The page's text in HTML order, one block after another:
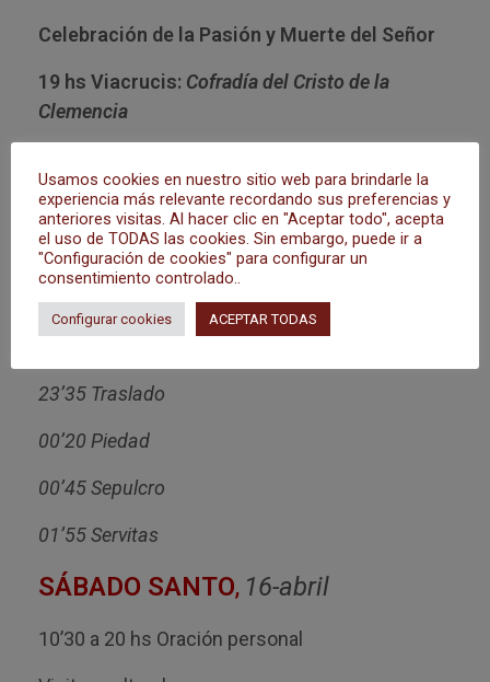
Celebración de la Pasión y Muerte del Señor
19 hs Viacrucis: Cofradía del Cristo de la
Clemencia
En el templo:20’50 Monte Calvario
21’35 Descendimiento
22’15 Dolores de S. Juan
23’35 Traslado
00’20 Piedad
00’45 Sepulcro
01’55 Servitas
SÁBADO SANTO, 16-abril
10’30 a 20 hs Oración personal
Usamos cookies en nuestro sitio web para brindarle la
experiencia más relevante recordando sus preferencias y
anteriores visitas. Al hacer clic en "Aceptar todo", acepta
el uso de TODAS las cookies. Sin embargo, puede ir a
"Configuración de cookies" para configurar un
consentimiento controlado..
Configurar cookies ACEPTAR TODAS